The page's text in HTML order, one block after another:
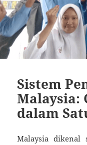
Sistem
Malaysia:
dalam
Malaysia dikenal